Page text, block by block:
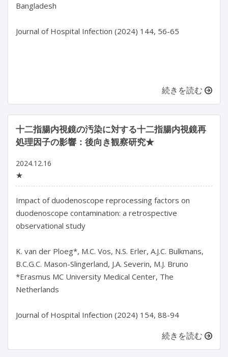
Bangladesh
Journal of Hospital Infection (2024) 144, 56-65
続きを読む
十二指腸内視鏡の汚染に対する十二指腸内視鏡再
処理因子の影響：後向き観察研究★
2024.12.16
★
Impact of duodenoscope reprocessing factors on
duodenoscope contamination: a retrospective
observational study
K. van der Ploeg*, M.C. Vos, N.S. Erler, A.J.C. Bulkmans,
B.C.G.C. Mason-Slingerland, J.A. Severin, M.J. Bruno
*Erasmus MC University Medical Center, The
Netherlands
続きを読む